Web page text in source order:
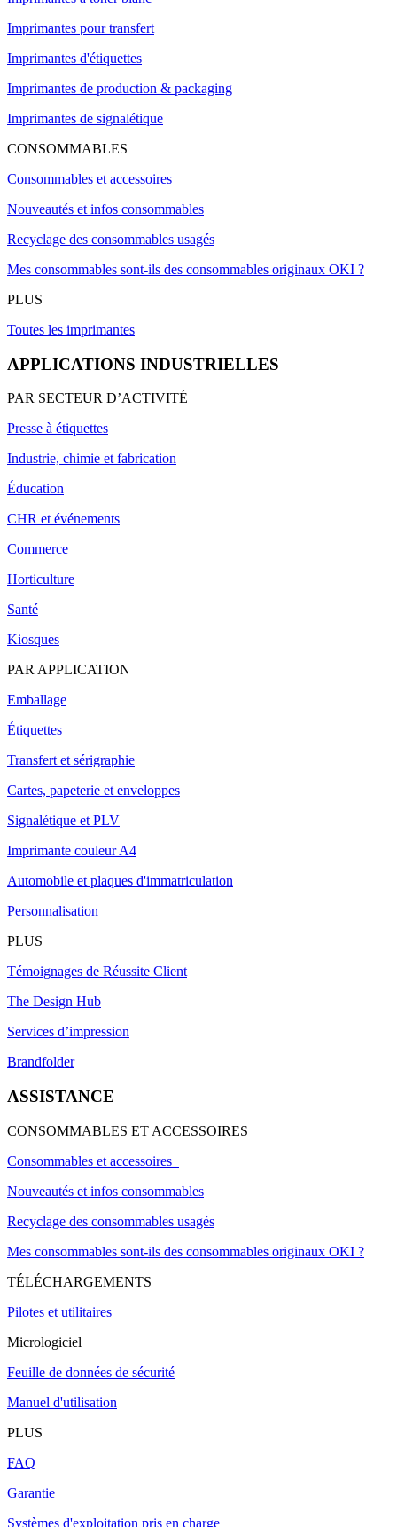
Imprimantes pour transfert
Imprimantes d'étiquettes
Imprimantes de production & packaging
Imprimantes de signalétique
CONSOMMABLES
Consommables et accessoires
Nouveautés et infos consommables
Recyclage des consommables usagés
Mes consommables sont-ils des consommables originaux OKI ?
PLUS
Toutes les imprimantes
APPLICATIONS INDUSTRIELLES
PAR SECTEUR D’ACTIVITÉ
Presse à étiquettes
Industrie, chimie et fabrication
Éducation
CHR et événements
Commerce
Horticulture
Santé
Kiosques
PAR APPLICATION
Emballage
Étiquettes
Transfert et sérigraphie
Cartes, papeterie et enveloppes
Signalétique et PLV
Imprimante couleur A4
Automobile et plaques d'immatriculation
Personnalisation
PLUS
Témoignages de Réussite Client
The Design Hub
Services d’impression
Brandfolder
ASSISTANCE
CONSOMMABLES ET ACCESSOIRES
Consommables et accessoires
Nouveautés et infos consommables
Recyclage des consommables usagés
Mes consommables sont-ils des consommables originaux OKI ?
TÉLÉCHARGEMENTS
Pilotes et utilitaires
Micrologiciel
Feuille de données de sécurité
Manuel d'utilisation
PLUS
FAQ
Garantie
Systèmes d'exploitation pris en charge